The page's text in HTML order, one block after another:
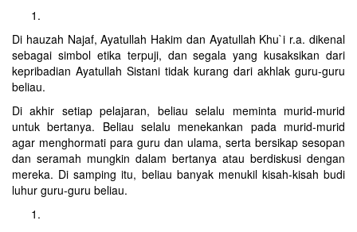
Di hauzah Najaf, Ayatullah Hakim dan Ayatullah Khu`i r.a. dikenal
sebagai simbol etika terpuji, dan segala yang kusaksikan dari
kepribadian Ayatullah Sistani tidak kurang dari akhlak guru-guru
beliau.
Di akhir setiap pelajaran, beliau selalu meminta murid-murid
untuk bertanya. Beliau selalu menekankan pada murid-murid
agar menghormati para guru dan ulama, serta bersikap sesopan
dan seramah mungkin dalam bertanya atau berdiskusi dengan
mereka. Di samping itu, beliau banyak menukil kisah-kisah budi
luhur guru-guru beliau.